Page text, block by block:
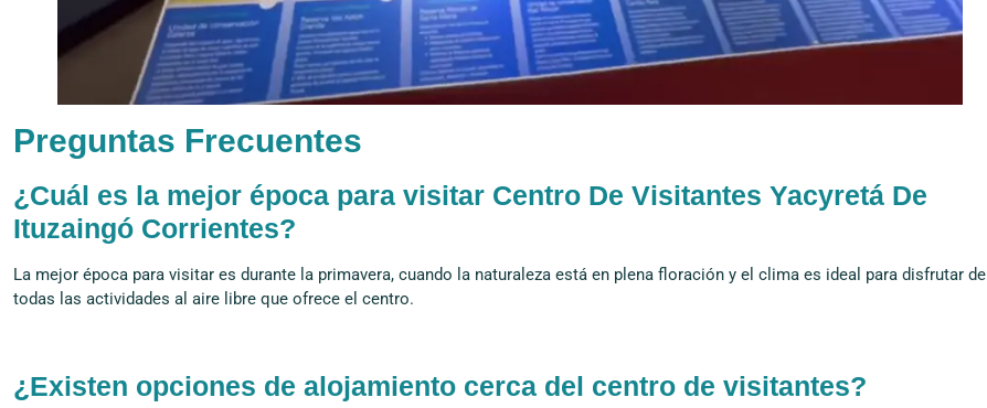
Preguntas Frecuentes
¿Cuál es la mejor época para visitar Centro De Visitantes Yacyretá De
Ituzaingó Corrientes?
La mejor época para visitar es durante la primavera, cuando la naturaleza está en plena floración y el clima es ideal para disfrutar de
todas las actividades al aire libre que ofrece el centro.
¿Existen opciones de alojamiento cerca del centro de visitantes?